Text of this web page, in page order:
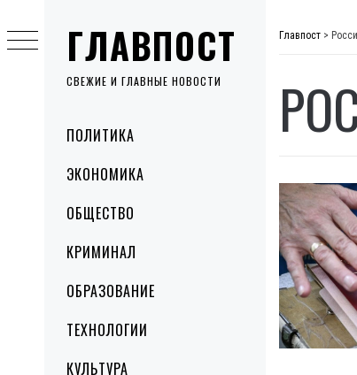
ГЛАВПОСТ
СВЕЖИЕ И ГЛАВНЫЕ НОВОСТИ
MenuПОЛИТИКА
ЭКОНОМИКА
ОБЩЕСТВО
КРИМИНАЛ
ОБРАЗОВАНИЕ
ТЕХНОЛОГИИ
КУЛЬТУРА
to
content
Главпост >